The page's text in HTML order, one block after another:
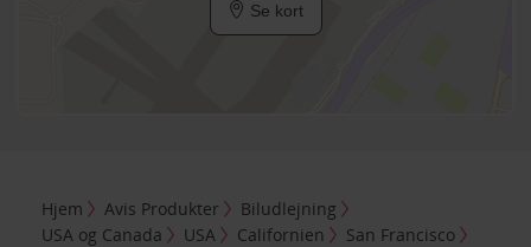
Se kort
Hjem Avis Produkter
Biludlejning
USA og Canada
USA Californien
San Francisco